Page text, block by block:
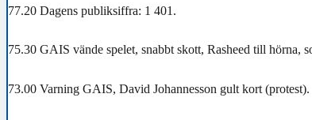
77.20 Dagens publiksiffra: 1 401.
75.30 GAIS vände spelet, snabbt skott, Rasheed till hörna,
73.00 Varning GAIS, David Johannesson gult kort (protest).